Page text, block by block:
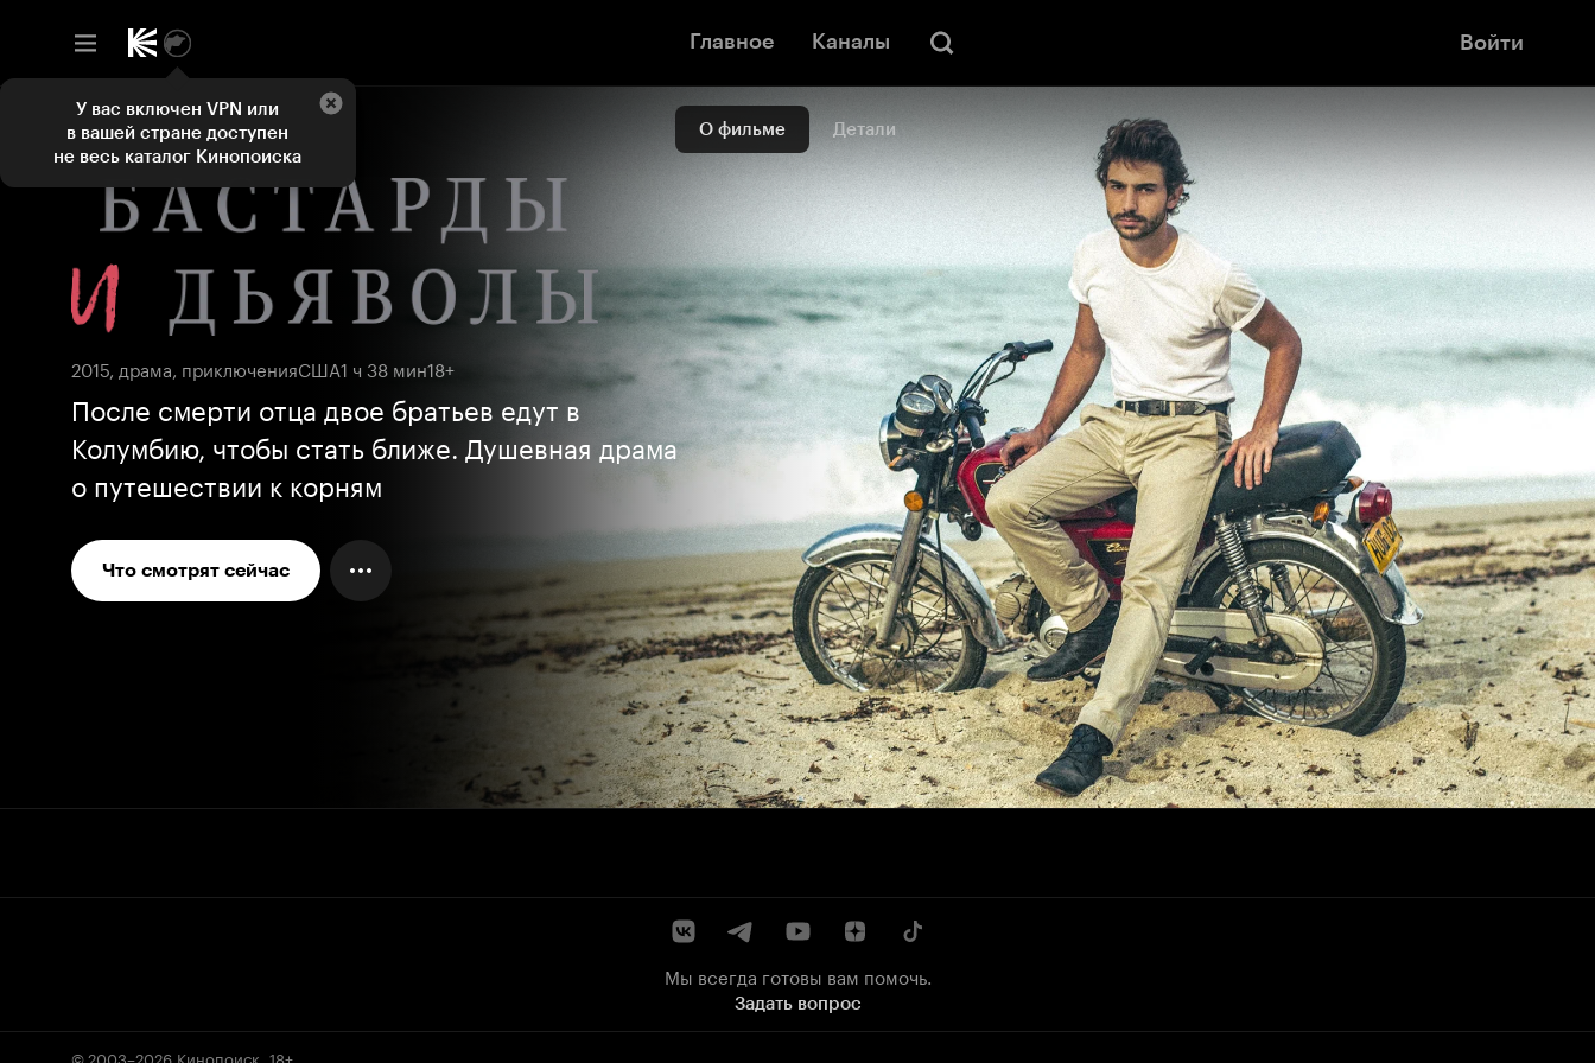
Главное Каналы Войти
О фильме Детали
2015, драма, приключенияСША1 ч 38 мин18+
После смерти отца двое братьев едут в
Колумбию, чтобы стать ближе. Душевная драма
о путешествии к корням
Что смотрят сейчас
Мы всегда готовы вам помочь.
Задать вопрос
© 2003–2026 Кинопоиск 18+
У вас включен VPN или
в вашей стране доступен
не весь каталог Кинопоиска